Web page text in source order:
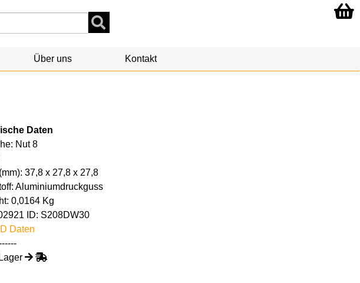
Über uns Kontakt
Daten
Nut 8
37,8 x 27,8 x 27,8
Aluminiumdruckguss
0,0164 Kg
ID: S208DW30
Daten